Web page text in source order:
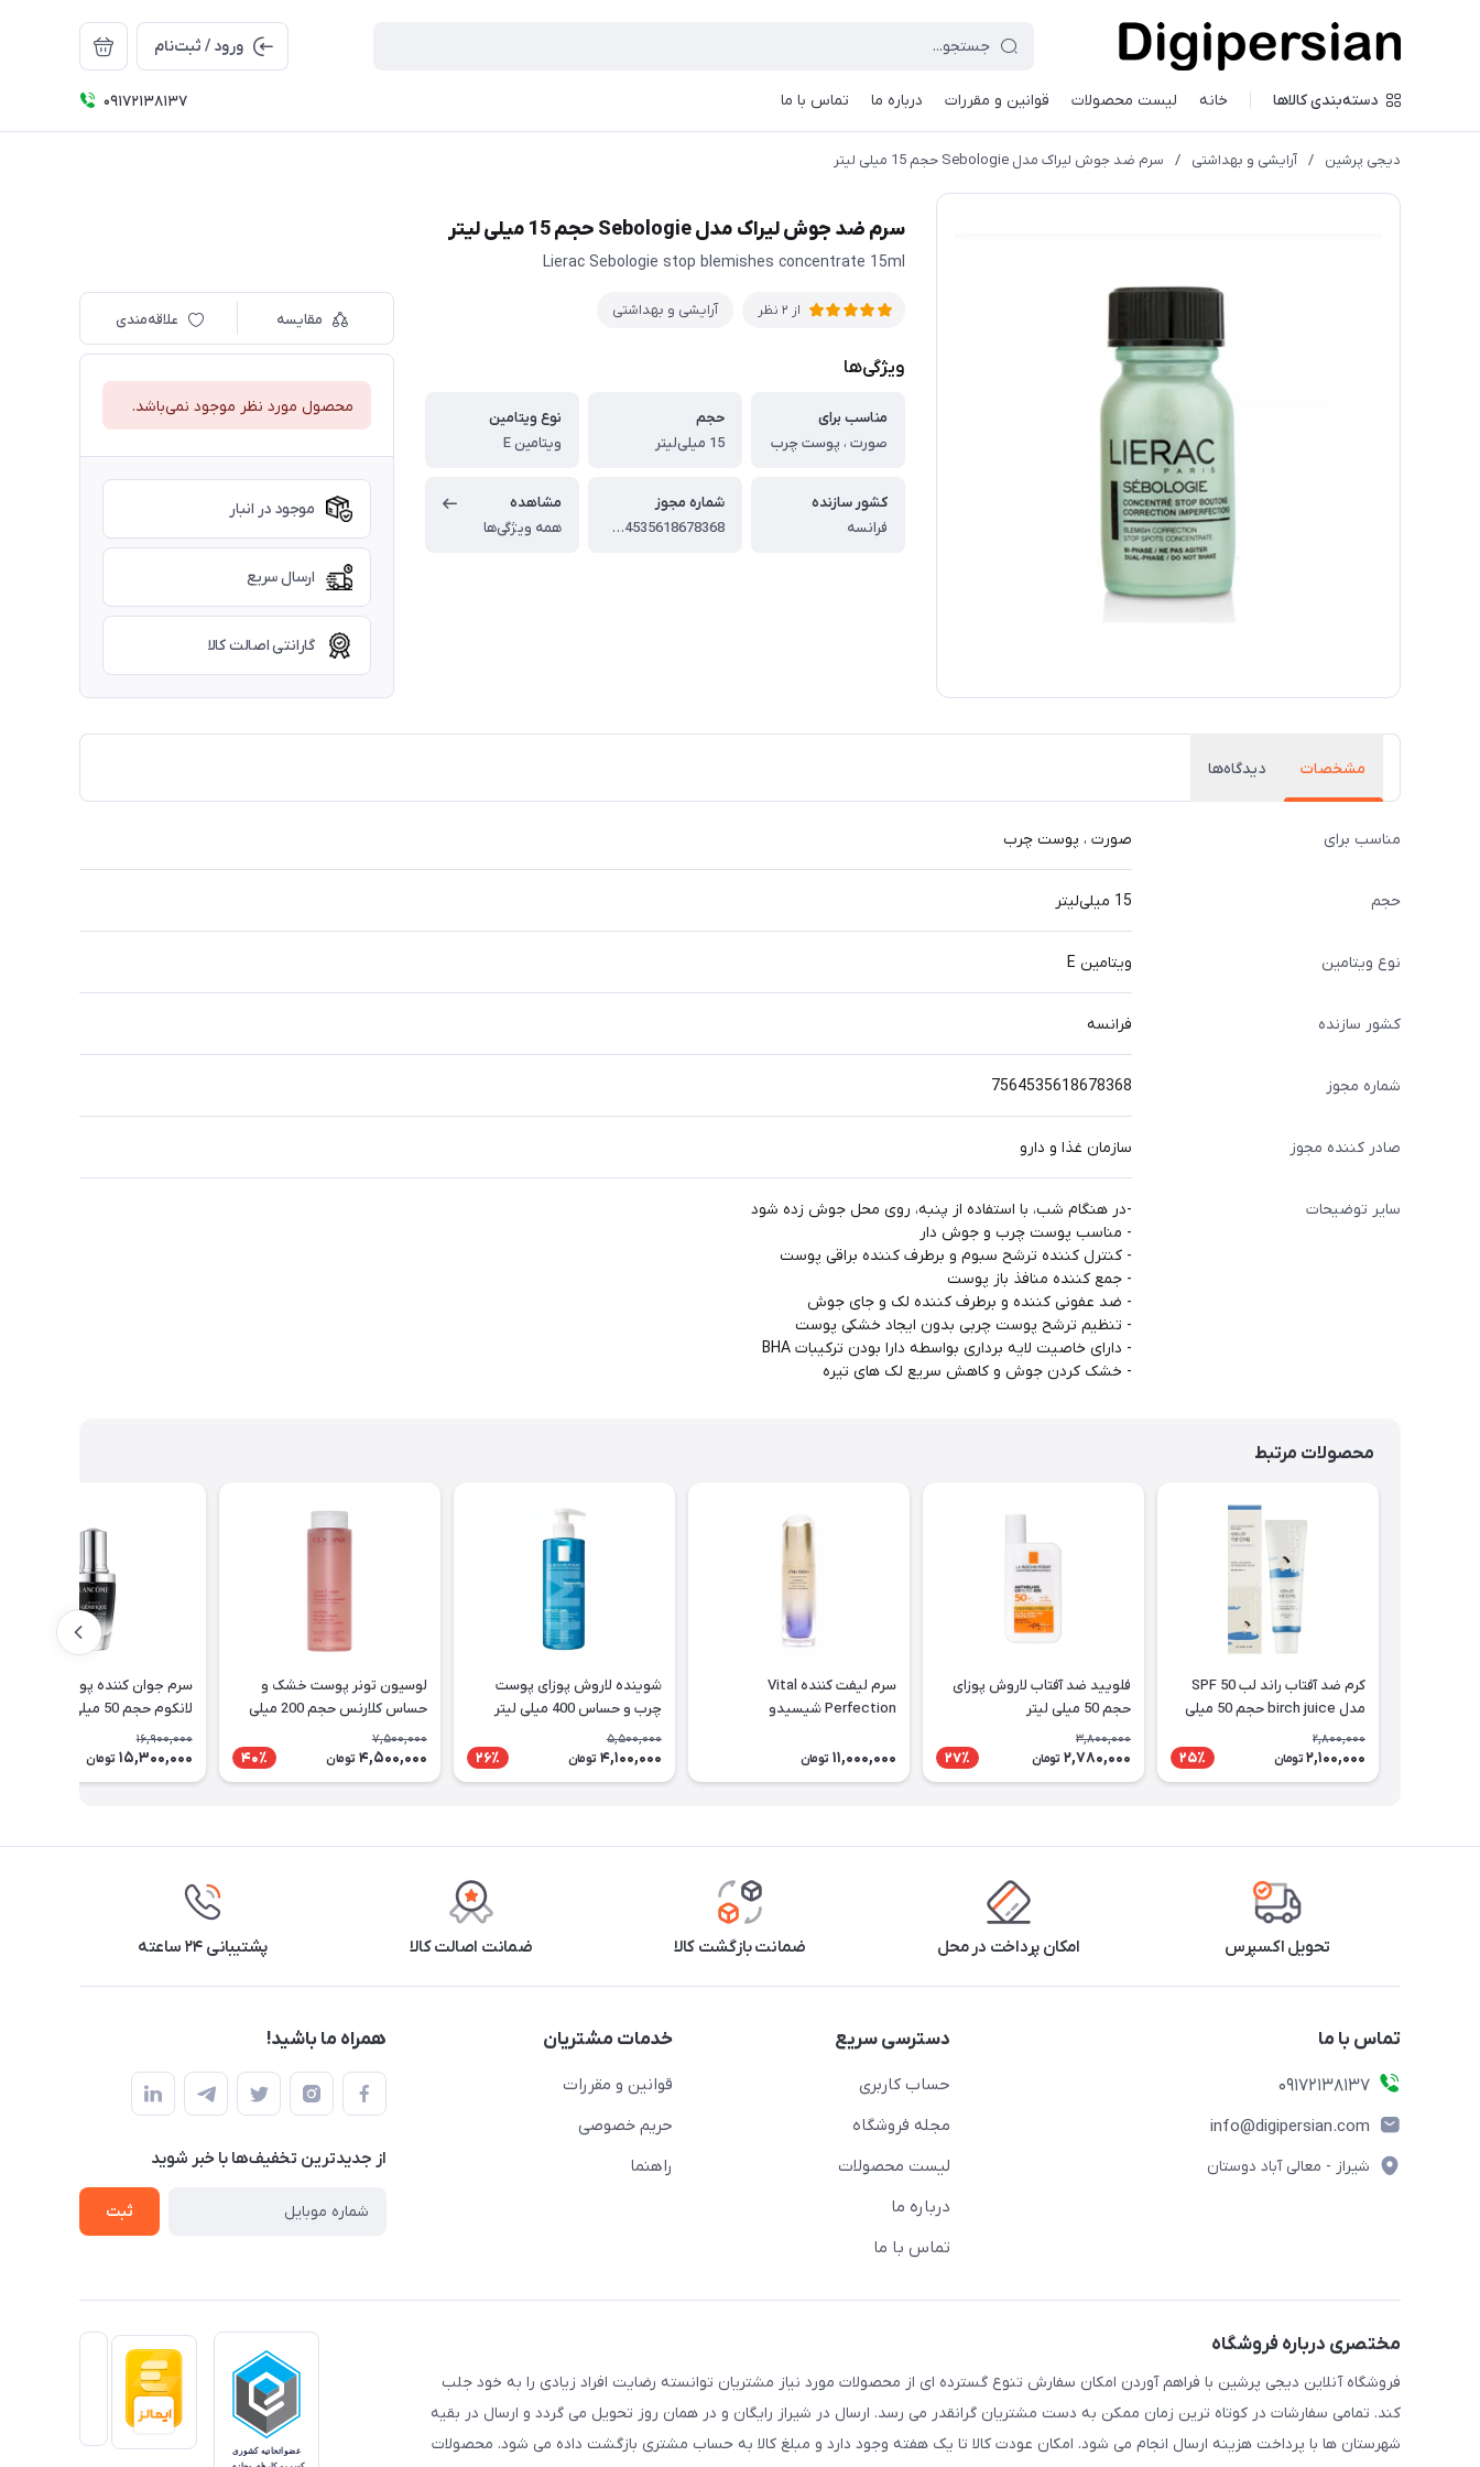
ورود / ثبت‌نام
دسته‌بندی کالاها خانه لیست محصولات قوانین و مقررات درباره ما تماس با ما 09172138137
دیجی پرشین / آرایشی و بهداشتی / سرم ضد جوش لیراک مدل Sebologie حجم 15 میلی لیتر
سرم ضد جوش لیراک مدل Sebologie حجم 15 میلی لیتر
Lierac Sebologie stop blemishes concentrate 15ml
از 2 نظر آرایشی و بهداشتی
ویژگی‌ها
مناسب برای
صورت ، پوست چرب
حجم
15 میلی‌لیتر
نوع ویتامین
ویتامین E
کشور سازنده
فرانسه
شماره مجوز
7564535618678368
مشاهده
همه ویژگی‌ها
مقایسه علاقه‌مندی
محصول مورد نظر موجود نمی‌باشد.
موجود در انبار
ارسال سریع
گارانتی اصالت کالا
مشخصات دیدگاه‌ها
مناسب برای صورت ، پوست چرب
حجم 15 میلی‌لیتر
نوع ویتامین ویتامین E
کشور سازنده فرانسه
شماره مجوز 7564535618678368
صادر کننده مجوز سازمان غذا و دارو
سایر توضیحات
-در هنگام شب، با استفاده از پنبه، روی محل جوش زده شود
- مناسب پوست چرب و جوش دار
- کنترل کننده ترشح سبوم و برطرف کننده براقی پوست
- جمع کننده منافذ باز پوست
- ضد عفونی کننده و برطرف کننده لک و جای جوش
- تنظیم ترشح پوست چربی بدون ایجاد خشکی پوست
- دارای خاصیت لایه برداری بواسطه دارا بودن ترکیبات BHA
- خشک کردن جوش و کاهش سریع لک های تیره
محصولات مرتبط
کرم ضد آفتاب راند لب SPF 50
مدل birch juice حجم 50 میلی
2,800,000
2,100,000 تومان 25٪
فلویید ضد آفتاب لاروش پوزای
حجم 50 میلی لیتر
3,800,000
2,780,000 تومان 27٪
سرم لیفت کننده Vital
Perfection شیسیدو
11,000,000 تومان
شوینده لاروش پوزای پوست
چرب و حساس 400 میلی لیتر
5,500,000
4,100,000 تومان 26٪
لوسیون تونر پوست خشک و
حساس کلارنس حجم 200 میلی
7,500,000
4,500,000 تومان 40٪
سرم جوان کننده پوست جنفیک
لانکوم حجم 50 میلی لیتر
16,900,000
15,300,000 تومان
تحویل اکسپرس امکان پرداخت در محل ضمانت بازگشت کالا ضمانت اصالت کالا پشتیبانی ۲۴ ساعته
تماس با ما
09172138137
info@digipersian.com
شیراز - معالی آباد دوستان
دسترسی سریع
حساب کاربری
مجله فروشگاه
لیست محصولات
درباره ما
تماس با ما
خدمات مشتریان
قوانین و مقررات
حریم خصوصی
راهنما
همراه ما باشید!
از جدید‌ترین تخفیف‌ها با‌ خبر شوید
ثبت
مختصری درباره فروشگاه
فروشگاه آنلاین دیجی پرشین با فراهم آوردن امکان سفارش تنوع گسترده ای از محصولات مورد نیاز مشتریان توانسته رضایت افراد زیادی را به خود جلب
کند. تمامی سفارشات در کوتاه ترین زمان ممکن به دست مشتریان گرانقدر می رسد. ارسال در شیراز رایگان و در همان روز تحویل می گردد و ارسال در بقیه
شهرستان ها با پرداخت هزینه ارسال انجام می شود. امکان عودت کالا تا یک هفته وجود دارد و مبلغ کالا به حساب مشتری بازگشت داده می شود. محصولات